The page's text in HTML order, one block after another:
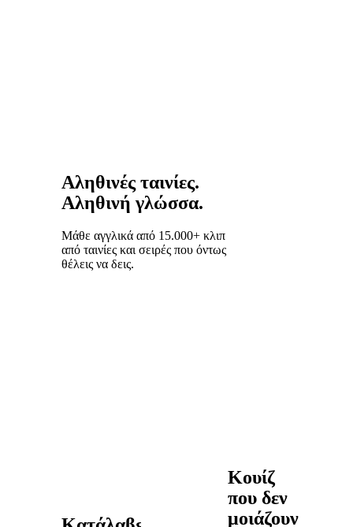
Αληθινές ταινίες.
Αληθινή γλώσσα.
Μάθε αγγλικά από 15.000+ κλιπ
από ταινίες και σειρές που όντως
θέλεις να δεις.
Κουίζ
που δεν
μοιάζουν